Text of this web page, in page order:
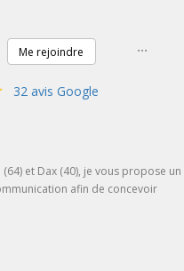
Me rejoindre ...
32 avis Google
(64) et Dax (40), je vous propose un
afin de concevoir